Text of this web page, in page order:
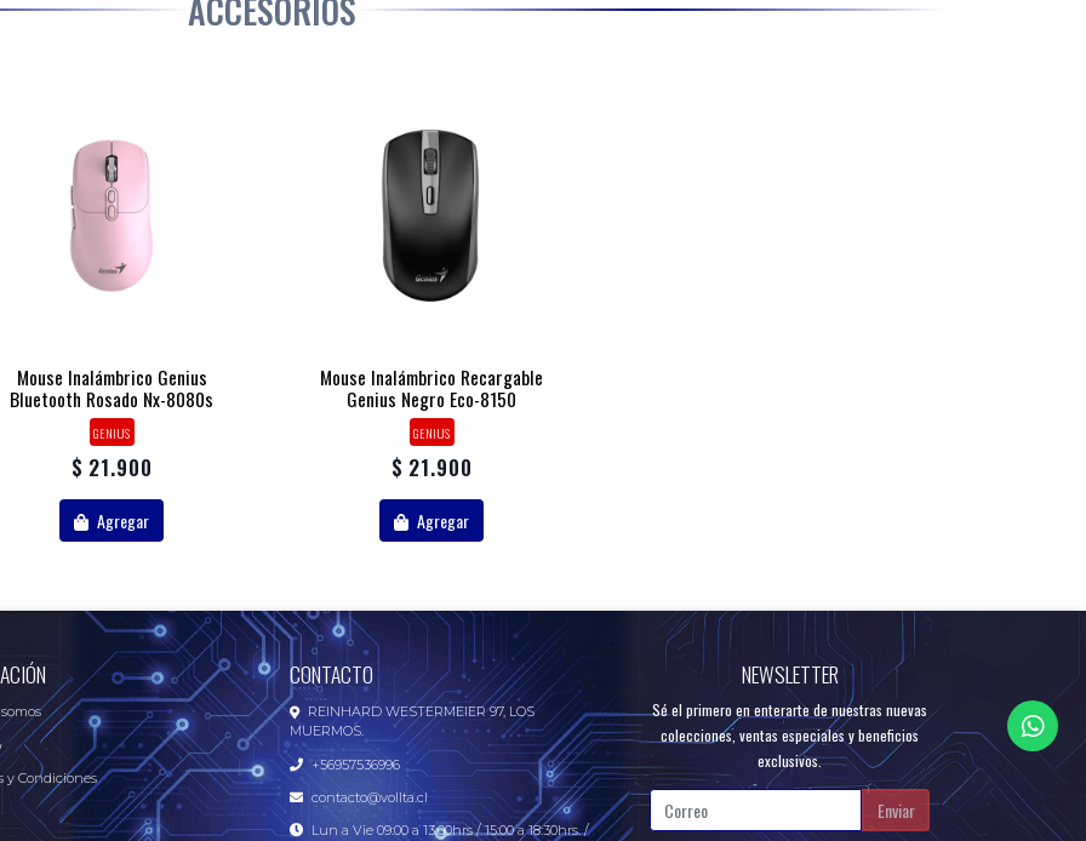
ACCESORIOS
Mouse Inalámbrico Genius
Bluetooth Rosado Nx-8080s
GENIUS
$ 21.900
Agregar
Mouse Inalámbrico Recargable
Genius Negro Eco-8150
GENIUS
$ 21.900
Agregar
y Condiciones
CONTACTO
REINHARD WESTERMEIER 97, LOS
MUERMOS.
+56957536996
contacto@vollta.cl
Lun a Vie 09:00 a 13:00hrs / 15:00 a 18:30hrs. /
NEWSLETTER
Sé el primero en enterarte de nuestras nuevas
colecciones, ventas especiales y beneficios
exclusivos.
Enviar